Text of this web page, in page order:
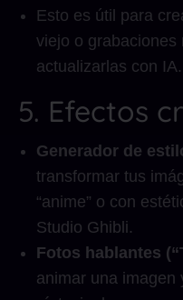
Esto es útil para
viejo o grabaciones
actualizarlas con IA.
5. Efectos
Generador de
transformar tus
“anime” o con
Studio Ghibli.
Fotos hablantes
animar una imagen